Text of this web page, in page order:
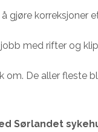
gjøre korreksjoner
med rifter og
om. De aller fleste
Sørlandet